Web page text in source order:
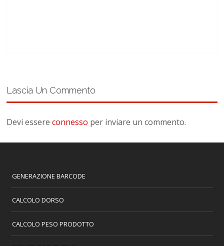
Lascia Un Commento
Devi essereconnesso per inviare un commento.
GENERAZIONE BARCODE
CALCOLO DORSO
CALCOLO PESO PRODOTTO